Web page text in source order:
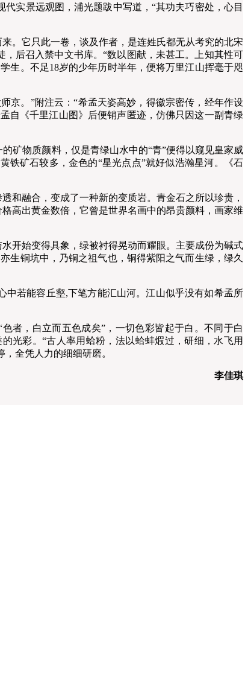
实景远观图，浦光题跋中写道，“其功夫巧密处，心目
。它只此一卷，谈及作者，是连姓氏都无从考究的北宋
后召入禁中文书库。“数以图献，未甚工。上知其性可
生。不足18岁的少年历时半年，便将万里江山挥毫于咫
。”附注云：“希孟天姿高妙，得徽宗密传，经年作设
自《千里江山图》后便销声匿迹，仿佛只因这一副青绿
物质颜料，仅是青绿山水中的“青”便得以窥见皇家威
铁矿石较多，金色的“星光点点”就好似浩瀚星河。《石
融合，变成了一种新的变质岩。青金石之所以珍贵，
高出黄金数倍，它曾是世界名画中的昂贵颜料，画家维
开始变得具象，绿被衬得晃动而耀眼。主要成份为碱式
生铜坑中，乃铜之祖气也，铜得紫阳之气而生绿，绿久
若能容丘壑,下笔方能汇山河。江山似乎没有如希孟所
者，白立而五色成矣”，一切色彩皆起于白。不同于白
光彩。“古人率用蛤粉，法以蛤蚌煆过，研细，水飞用
全凭人力的细细研磨。
李佳琪